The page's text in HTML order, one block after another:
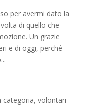
per avermi dato la
di quello che
Un grazie
e di oggi, perché
categoria, volontari